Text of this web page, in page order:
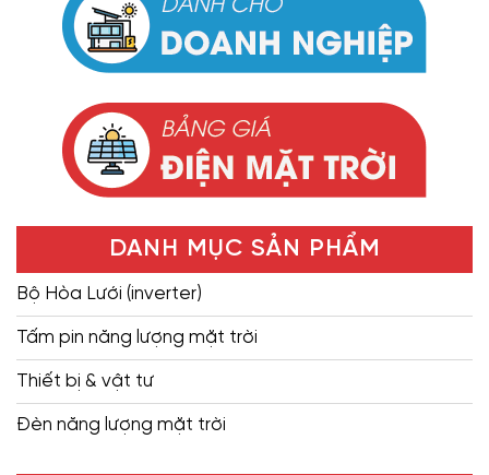
DANH MỤC SẢN PHẨM
Bộ Hòa Lưới (inverter)
Tấm pin năng lượng mặt trời
Thiết bị & vật tư
Đèn năng lượng mặt trời